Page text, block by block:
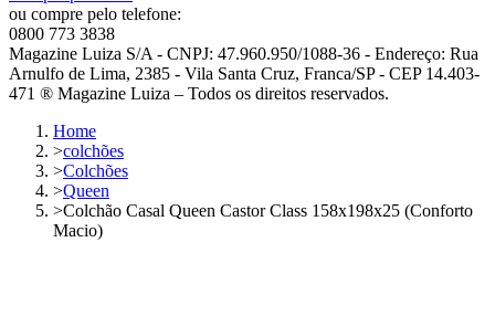
ou compre pelo telefone:
0800 773 3838
Magazine Luiza S/A - CNPJ: 47.960.950/1088-36 - Endereço: Rua
Arnulfo de Lima, 2385 - Vila Santa Cruz, Franca/SP - CEP 14.403-
471 ® Magazine Luiza – Todos os direitos reservados.
Home
>colchões
>Colchões
>Queen
>Colchão Casal Queen Castor Class 158x198x25 (Conforto
Macio)